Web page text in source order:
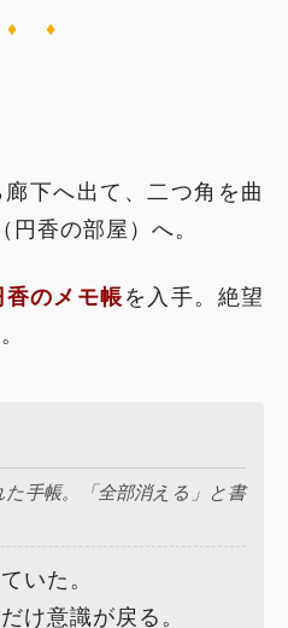
♦
下へ出て、二つ角を曲
円香の部屋）へ。
香のメモ帳 を入手。絶望
手帳。「全部消える」と書
いた。
け意識が戻る。